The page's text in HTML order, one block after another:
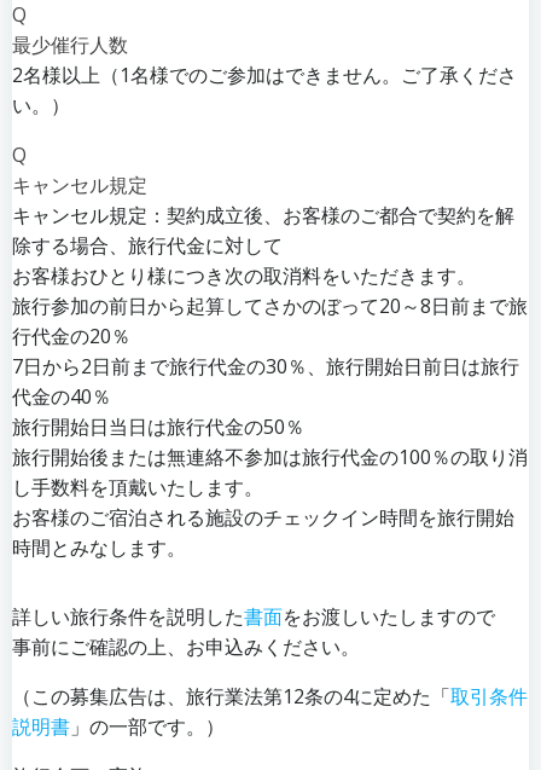
Q
最少催行人数
2名様以上（1名様でのご参加はできません。ご了承くださ
い。）
Q
キャンセル規定
キャンセル規定：契約成立後、お客様のご都合で契約を解
除する場合、旅行代金に対して
お客様おひとり様につき次の取消料をいただきます。
旅行参加の前日から起算してさかのぼって20～8日前まで旅
行代金の20％
7日から2日前まで旅行代金の30％、旅行開始日前日は旅行
代金の40％
旅行開始日当日は旅行代金の50％
旅行開始後または無連絡不参加は旅行代金の100％の取り消
し手数料を頂戴いたします。
お客様のご宿泊される施設のチェックイン時間を旅行開始
時間とみなします。
詳しい旅行条件を説明した書面をお渡しいたしますので
事前にご確認の上、お申込みください。
（この募集広告は、旅行業法第12条の4に定めた「取引条件
説明書」の一部です。）